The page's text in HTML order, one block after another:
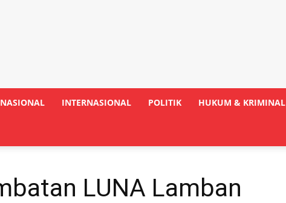
NASIONAL INTERNASIONAL POLITIK HUKUM & KRIMINAL
LUNA Lamban